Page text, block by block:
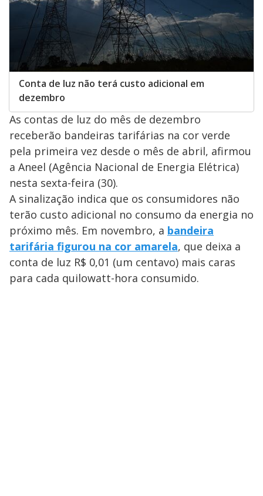
Conta de luz não terá custo adicional em
dezembro
As contas de luz do mês de dezembro
receberão bandeiras tarifárias na cor verde
pela primeira vez desde o mês de abril, afirmou
a Aneel (Agência Nacional de Energia Elétrica)
nesta sexta-feira (30).
A sinalização indica que os consumidores não
terão custo adicional no consumo da energia no
próximo mês. Em novembro, a bandeira
tarifária figurou na cor amarela, que deixa a
conta de luz R$ 0,01 (um centavo) mais caras
para cada quilowatt-hora consumido.